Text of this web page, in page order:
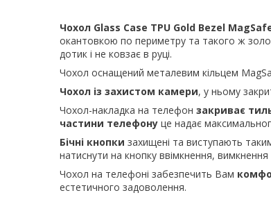
Чохол Glass Case TPU Gold Bezel
окантовкою по периметру та такого ж
дотик і не ковзає в руці.
Чохол оснащений металевим кільцем
Чохол із захистом камери, у ньому
Чохол-накладка на телефон закриває
частини телефону це надає
Бічні кнопки захищені та виступають
натиснути на кнопку ввімкнення,
Чохол на телефоні забезпечить Вам
естетичного задоволення.